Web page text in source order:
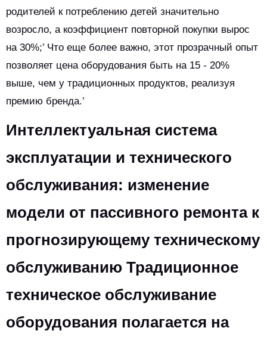
родителей к потреблению детей значительно
возросло, а коэффициент повторной покупки вырос
на 30%;’ Что еще более важно, этот прозрачный опыт
позволяет цена оборудования быть на 15 - 20%
выше, чем у традиционных продуктов, реализуя
премию бренда.’
Интеллектуальная система
эксплуатации и технического
обслуживания: изменение
модели от пассивного ремонта к
прогнозирующему техническому
обслуживанию Традиционное
техническое обслуживание
оборудования полагается на